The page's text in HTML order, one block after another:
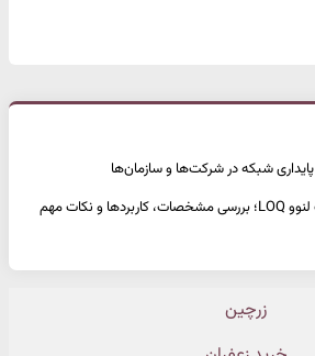
شبکه در شرکت‌ها و سازمان‌ها
راهنمای کامل خرید لپ تاپ لنوو LOQ؛ بررسی مشخصات، کاربردها و نکات مهم
زرچین